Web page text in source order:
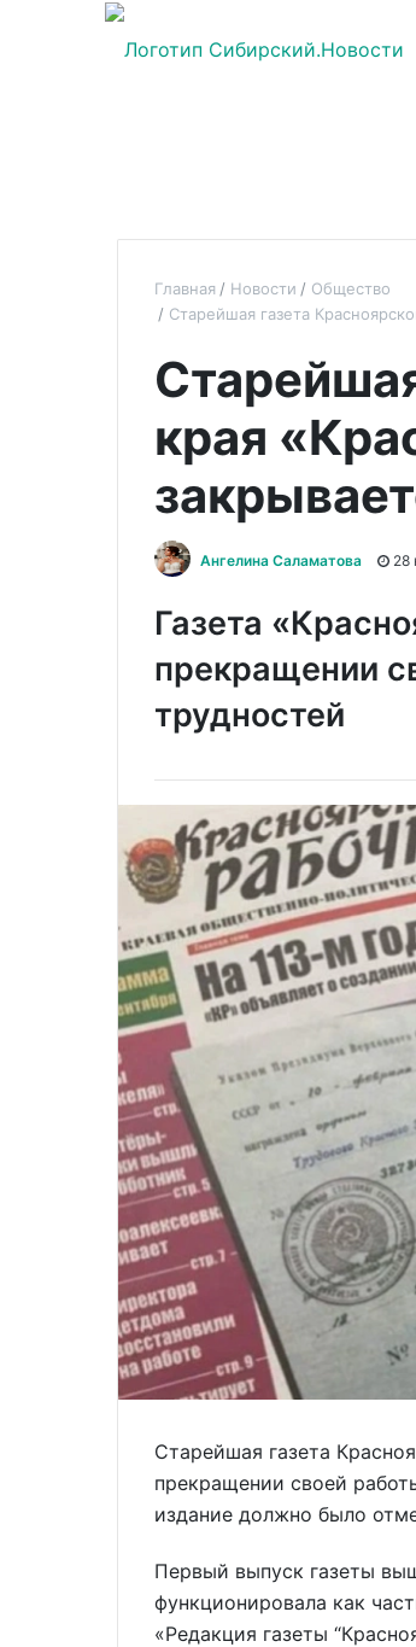
Главная Новости
Общество
Старейшая газета
края
Ангелина Саламатова 28
Газета
прекращении
трудностей
Старейшая газета
прекращении своей
издание должно было
Первый выпуск газеты
функционировала как
«Редакция газеты